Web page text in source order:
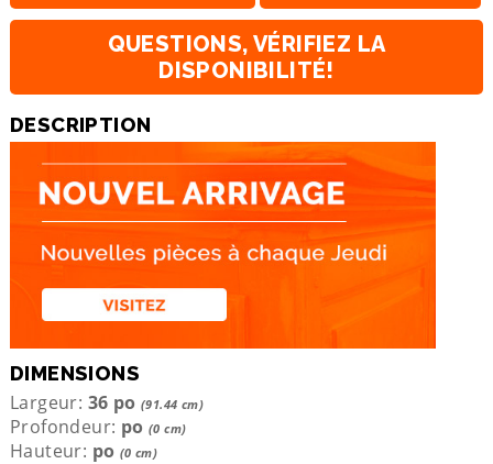
QUESTIONS, VÉRIFIEZ LA
DISPONIBILITÉ!
DESCRIPTION
DIMENSIONS
Largeur: 36 po (91.44 cm)
Profondeur: po (0 cm)
Hauteur: po (0 cm)